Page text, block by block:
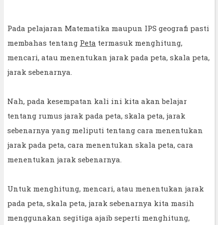
Pada pelajaran Matematika maupun IPS geografi pasti
membahas tentang Peta termasuk menghitung,
mencari, atau menentukan jarak pada peta, skala peta,
jarak sebenarnya.
Nah, pada kesempatan kali ini kita akan belajar
tentang rumus jarak pada peta, skala peta, jarak
sebenarnya yang meliputi tentang cara menentukan
jarak pada peta, cara menentukan skala peta, cara
menentukan jarak sebenarnya.
Untuk menghitung, mencari, atau menentukan jarak
pada peta, skala peta, jarak sebenarnya kita masih
menggunakan segitiga ajaib seperti menghitung,